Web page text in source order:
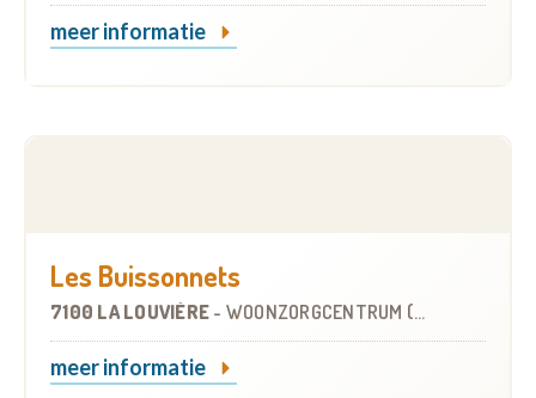
meer informatie
Les Buissonnets
7100 LA LOUVIÈRE - WOONZORGCENTRUM (WZC)
meer informatie